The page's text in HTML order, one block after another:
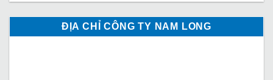
ĐỊA CHỈ CÔNG TY NAM LONG